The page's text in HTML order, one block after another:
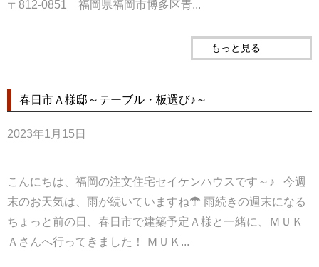
〒812-0851 福岡県福岡市博多区青...
もっと見る
春日市Ａ様邸～テーブル・板選び♪～
2023年1月15日
こんにちは、福岡の注文住宅セイケンハウスです～♪ 今週
末のお天気は、雨が続いていますね☂ 雨続きの週末になる
ちょっと前の日、春日市で建築予定Ａ様と一緒に、ＭＵＫ
Ａさんへ行ってきました！ ＭＵＫ...